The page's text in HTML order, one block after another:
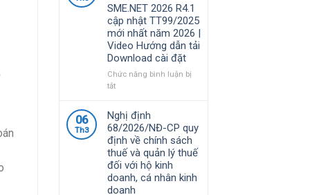
giải
pháp
quản
lý
tài
chính
–
được
nhiều
doanh
nghiệp
Việt
Nam
lựa
SME.NET 2026 R4.1
cập nhật TT99/2025
mới nhất năm 2026 |
Video Hướng dẫn tải
Download cài đặt
Chức năng bình luận bị
tắtở
Phần
mềm
kế
toán
MISA
SME.NET
2026
06
Th3
Nghị định
68/2026/NĐ-CP quy
định về chính sách
thuế và quản lý thuế
đối với hộ kinh
doanh, cá nhân kinh
doanh